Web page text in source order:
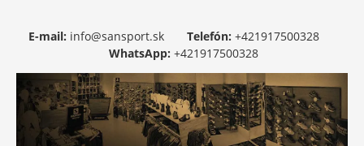
E-mail: info@sansport.sk Telefón: +421917500328
WhatsApp: +421917500328